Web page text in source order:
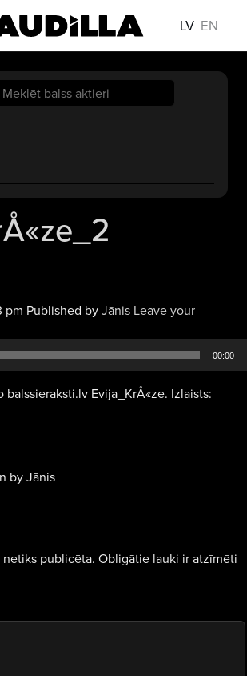
LV EN
pm Published byJānis Leave your
00:00
balssieraksti.lv Evija_KrÅ«ze. Izlaists:
by Jānis
netiks publicēta. Obligātie lauki ir atzīmēti